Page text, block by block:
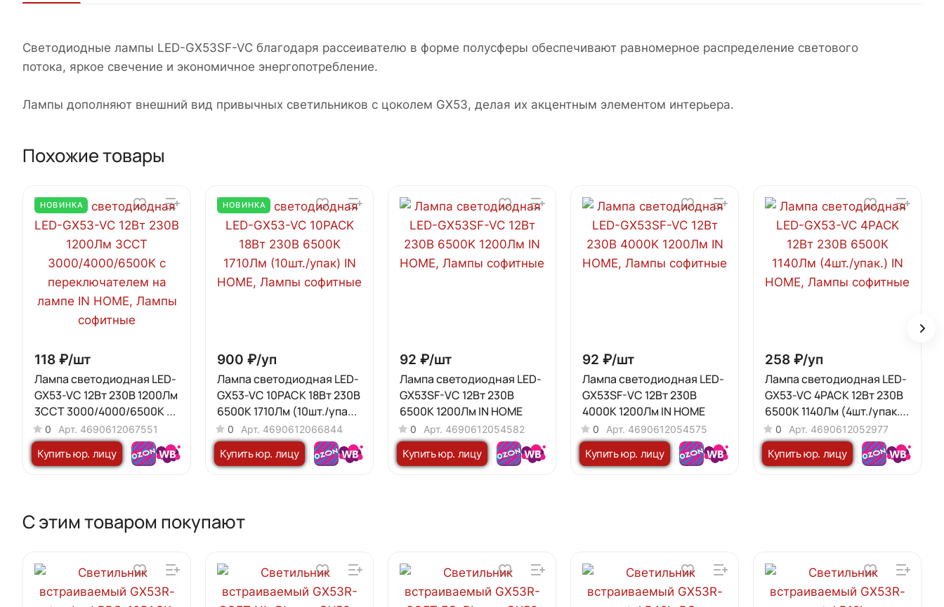
Светодиодные лампы LED-GX53SF-VC благодаря рассеивателю в форме полусферы обеспечивают равномерное распределение светового
потока, яркое свечение и экономичное энергопотребление.
Лампы дополняют внешний вид привычных светильников с цоколем GX53, делая их акцентным элементом интерьера.
Похожие товары
НОВИНКА
118 ₽/шт
Лампа светодиодная LED-
GX53-VC 12Вт 230В 1200Лм
3ССТ 3000/4000/6500К с
переключателем на лампе
IN HOME
0 Арт. 4690612067551
Купить юр. лицу
НОВИНКА
900 ₽/уп
Лампа светодиодная LED-
GX53-VC 10PACK 18Вт 230В
6500К 1710Лм (10шт./упак)
IN HOME
0 Арт. 4690612066844
Купить юр. лицу
92 ₽/шт
Лампа светодиодная LED-
GX53SF-VC 12Вт 230В
6500K 1200Лм IN HOME
0 Арт. 4690612054582
Купить юр. лицу
92 ₽/шт
Лампа светодиодная LED-
GX53SF-VC 12Вт 230В
4000K 1200Лм IN HOME
0 Арт. 4690612054575
Купить юр. лицу
258 ₽/уп
Лампа светодиодная LED-
GX53-VC 4PACK 12Вт 230В
6500К 1140Лм (4шт./упак.)
IN HOME
0 Арт. 4690612052977
Купить юр. лицу
С этим товаром покупают